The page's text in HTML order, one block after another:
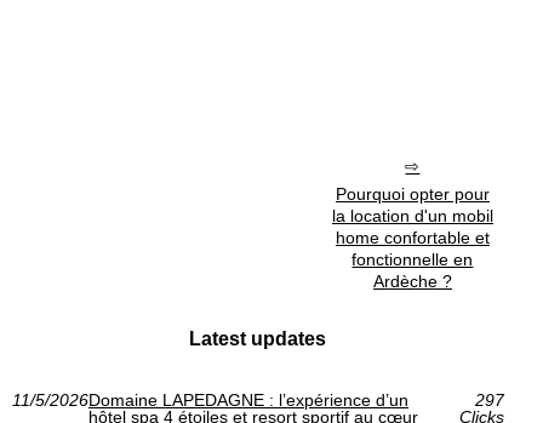
Pourquoi opter pour
la location d'un mobil
home confortable et
fonctionnelle en
Ardèche ?
Latest updates
11/5/2026Domaine LAPEDAGNE : l’expérience d’un
hôtel spa 4 étoiles et resort sportif au cœur
297
Clicks